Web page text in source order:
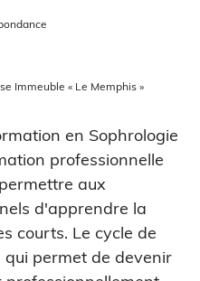
Immeuble « Le Memphis »
en Sophrologie
professionnelle
aux
d'apprendre la
courts. Le cycle de
qui permet de devenir